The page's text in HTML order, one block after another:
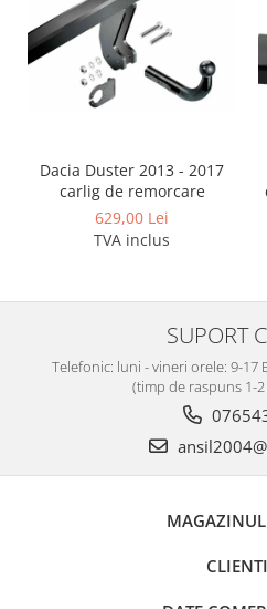
Dacia Duster 2013 - 2017
carlig de remorcare
629,00 Lei
TVA inclus
SUPORT
Telefonic: luni - vineri orele: 9-17
(timp de raspuns 1-
CLIENTI